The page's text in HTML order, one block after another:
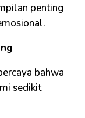
penting
bahwa
sedikit